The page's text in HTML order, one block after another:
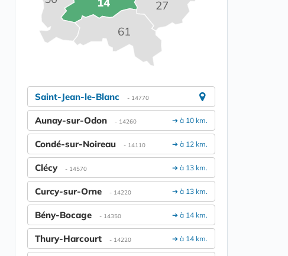
27
61
Saint-Jean-le-Blanc - 14770
➔ à 10 km.
Aunay-sur-Odon - 14260
➔ à 12 km.
Condé-sur-Noireau - 14110
➔ à 13 km.
Clécy - 14570
➔ à 13 km.
Curcy-sur-Orne - 14220
➔ à 14 km.
Bény-Bocage - 14350
➔ à 14 km.
Thury-Harcourt - 14220